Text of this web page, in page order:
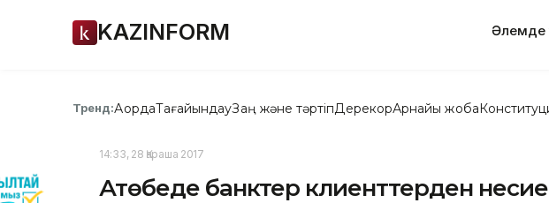
KAZINFORM Әлемде
Тренд:АқордаТағайындауЗаң және тәртіпДерекқорАрнайы жоба
14:33, 28 Қараша 2017
Ақтөбеде банктер клиенттерден